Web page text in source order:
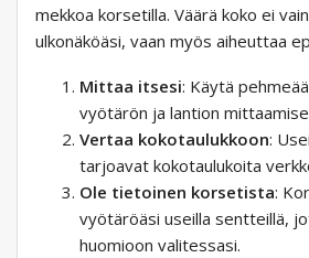
mekkoa korsetilla. Väärä koko ei
ulkonäköäsi, vaan myös aiheuttaa
Mittaa itsesi: Käytä
vyötärön ja lantion
Vertaa kokotaulukkoon:
tarjoavat kokotaulukoita
Ole tietoinen korsetista:
vyötäröäsi useilla sentteillä,
huomioon valitessasi.